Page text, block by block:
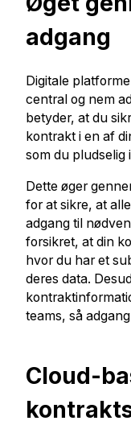
adgang
Digitale
central og nem
betyder, at du
kontrakt i en af
som du pludselig
Dette øger
for at sikre, at
adgang til
forsikret, at din
hvor du har et
deres data.
teams, så
Cloud-